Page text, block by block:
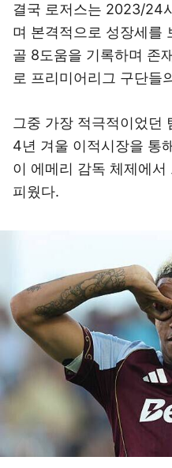
결국 로저스는 2023/24
며 본격적으로 성장세를
골 8도움을 기록하며 존
로 프리미어리그 구단들
그중 가장 적극적이었던
4년 겨울 이적시장을 통
이 에메리 감독 체제에
피웠다.